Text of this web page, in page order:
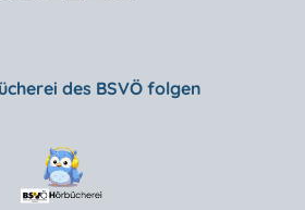
des BSVÖ folgen